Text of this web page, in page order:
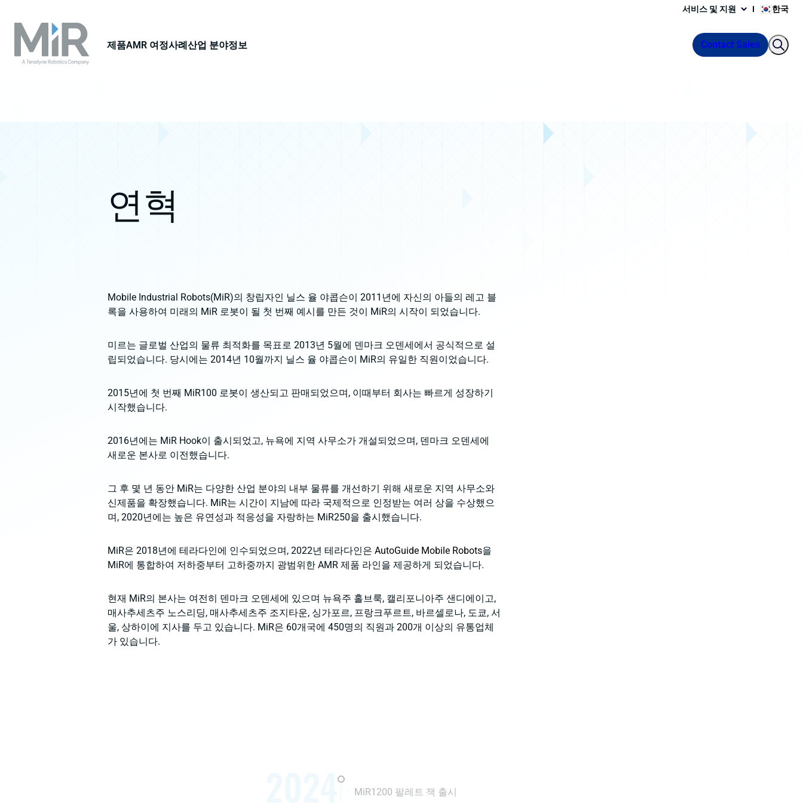
서비스 및 지원 한국
제품AMR 여정사례산업 분야정보 Contact Sales
연혁
Mobile Industrial Robots(MiR)의 창립자인 닐스 율 야콥슨이 2011년에 자신의 아들의 레고 블
록을 사용하여 미래의 MiR 로봇이 될 첫 번째 예시를 만든 것이 MiR의 시작이 되었습니다.
미르는 글로벌 산업의 물류 최적화를 목표로 2013년 5월에 덴마크 오덴세에서 공식적으로 설
립되었습니다. 당시에는 2014년 10월까지 닐스 율 야콥슨이 MiR의 유일한 직원이었습니다.
2015년에 첫 번째 MiR100 로봇이 생산되고 판매되었으며, 이때부터 회사는 빠르게 성장하기
시작했습니다.
2016년에는 MiR Hook이 출시되었고, 뉴욕에 지역 사무소가 개설되었으며, 덴마크 오덴세에
새로운 본사로 이전했습니다.
그 후 몇 년 동안 MiR는 다양한 산업 분야의 내부 물류를 개선하기 위해 새로운 지역 사무소와
신제품을 확장했습니다. MiR는 시간이 지남에 따라 국제적으로 인정받는 여러 상을 수상했으
며, 2020년에는 높은 유연성과 적응성을 자랑하는 MiR250을 출시했습니다.
MiR은 2018년에 테라다인에 인수되었으며, 2022년 테라다인은 AutoGuide Mobile Robots을
MiR에 통합하여 저하중부터 고하중까지 광범위한 AMR 제품 라인을 제공하게 되었습니다.
현재 MiR의 본사는 여전히 덴마크 오덴세에 있으며 뉴욕주 홀브룩, 캘리포니아주 샌디에이고,
매사추세츠주 노스리딩, 매사추세츠주 조지타운, 싱가포르, 프랑크푸르트, 바르셀로나, 도쿄, 서
울, 상하이에 지사를 두고 있습니다. MiR은 60개국에 450명의 직원과 200개 이상의 유통업체
가 있습니다.
MiR1200 팔레트 잭 출시